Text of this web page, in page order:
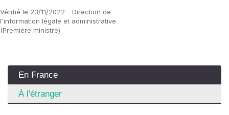
Vérifié le 23/11/2022 - Direction de
l'information légale et administrative
(Première ministre)
En France
À l'étranger